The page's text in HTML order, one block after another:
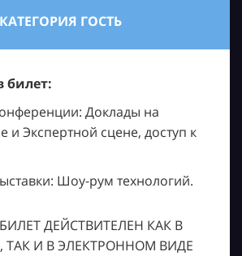
КАТЕГОРИЯ ГОСТЬ
билет:
Доклады на
и Экспертной сцене, доступ к
Шоу-рум технологий.
ДЕЙСТВИТЕЛЕН КАК В
ТАК И В ЭЛЕКТРОННОМ ВИДЕ